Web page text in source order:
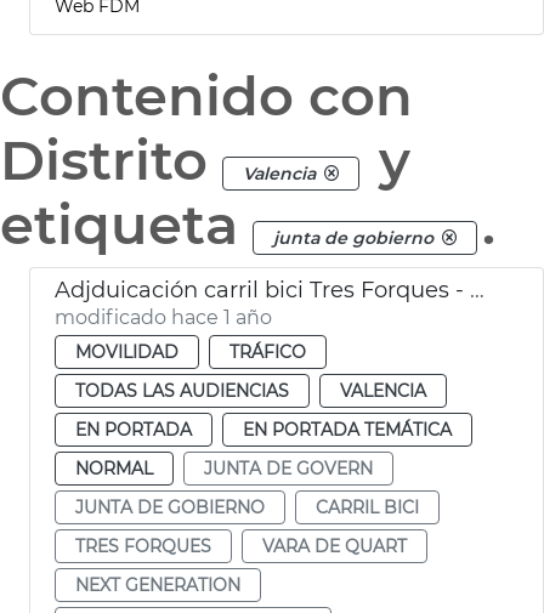
Web FDM
Contenido con
Distrito
Valencia
y
etiqueta
junta de gobierno .
Adjduicación carril bici Tres Forques - Vara de Quart
modificado hace 1 año
MOVILIDAD
TRÁFICO
TODAS LAS AUDIENCIAS
VALENCIA
EN PORTADA
EN PORTADA TEMÁTICA
NORMAL
JUNTA DE GOVERN
JUNTA DE GOBIERNO
CARRIL BICI
TRES FORQUES
VARA DE QUART
NEXT GENERATION